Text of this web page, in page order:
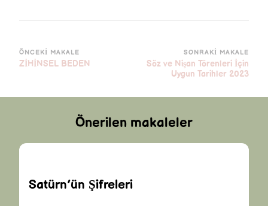
Yazı
dolaşımı
ÖNCEKI MAKALE
ZİHİNSEL BEDEN
SONRAKI MAKALE
Söz ve Nişan Törenleri İçin
Uygun Tarihler 2023
Önerilen makaleler
Satürn’ün Şifreleri